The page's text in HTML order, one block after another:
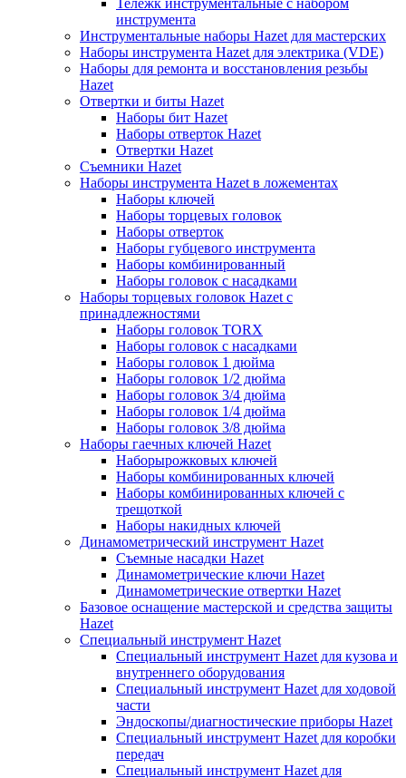
Тележк инструментальные с набором
инструмента
Инструментальные наборы Hazet для мастерских
Наборы инструмента Hazet для электрика (VDE)
Наборы для ремонта и восстановления резьбы
Hazet
Отвертки и биты Hazet
Наборы бит Hazet
Наборы отверток Hazet
Отвертки Hazet
Съемники Hazet
Наборы инструмента Hazet в ложементах
Наборы ключей
Наборы торцевых головок
Наборы отверток
Наборы губцевого инструмента
Наборы комбинированный
Наборы головок с насадками
Наборы торцевых головок Hazet с
принадлежностями
Наборы головок TORX
Наборы головок с насадками
Наборы головок 1 дюйма
Наборы головок 1/2 дюйма
Наборы головок 3/4 дюйма
Наборы головок 1/4 дюйма
Наборы головок 3/8 дюйма
Наборы гаечных ключей Hazet
Наборырожковых ключей
Наборы комбинированных ключей
Наборы комбинированных ключей с
трещоткой
Наборы накидных ключей
Динамометрический инструмент Hazet
Съемные насадки Hazet
Динамометрические ключи Hazet
Динамометрические отвертки Hazet
Базовое оснащение мастерской и средства защиты
Hazet
Специальный инструмент Hazet
Специальный инструмент Hazet для кузова и
внутреннего оборудования
Специальный инструмент Hazet для ходовой
части
Эндоскопы/диагностические приборы Hazet
Специальный инструмент Hazet для коробки
передач
Специальный инструмент Hazet для